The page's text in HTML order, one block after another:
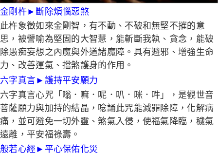
金剛杵► 斷除煩惱惡煞
此杵象徵如來金剛智，有不動、不破和無堅不摧的意
思，被譬喻為堅固的大智慧，能斬斷我執、貪念，能破
除愚痴妄想之內魔與外道諸魔障。具有避邪、增強生命
力、改善運氣、擋煞護身的作用。
六字真言► 護持平安願力
六字真言心咒「嗡．嘛．呢．叭．咪．吽」，是觀世音
菩薩願力與加持的結晶，唸誦此咒能減罪除障，化解病
痛，並可避免一切外靈、煞氣入侵，使福氣降臨，穢氣
遠離，平安福祿壽。
般若心經 ► 平心保佑化災